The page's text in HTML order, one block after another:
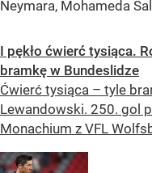
Neymara, Mohameda
I pękło ćwierć tysiąca.
bramkę w Bundeslidze
Ćwierć tysiąca – tyle
Lewandowski. 250. gol
Monachium z VFL